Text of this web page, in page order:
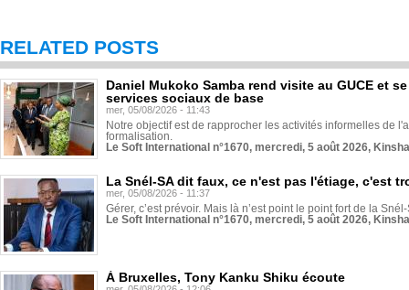
RELATED POSTS
Daniel Mukoko Samba rend visite au GUCE et
services sociaux de base
mer, 05/08/2026 - 11:43
Notre objectif est de rapprocher les activités informelles de
formalisation.
Le Soft International n°1670, mercredi, 5 août 2026,
La Snél-SA dit faux, ce n'est pas l'étiage, c'est
mer, 05/08/2026 - 11:37
Gérer, c’est prévoir. Mais là n’est point le point fort de la
Le Soft International n°1670, mercredi, 5 août 2026,
À Bruxelles, Tony Kanku Shiku écoute